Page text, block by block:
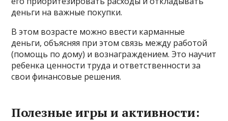
деньги на важные покупки.
В этом возрасте можно ввести карманные
деньги, объясняя при этом связь между работой
(помощь по дому) и вознаграждением. Это научит
ребенка ценности труда и ответственности за
свои финансовые решения.
Полезные игры и активности: